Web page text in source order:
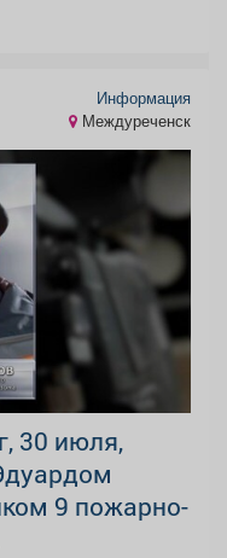
Информация
Междуреченск
30 июля,
9 пожарно-